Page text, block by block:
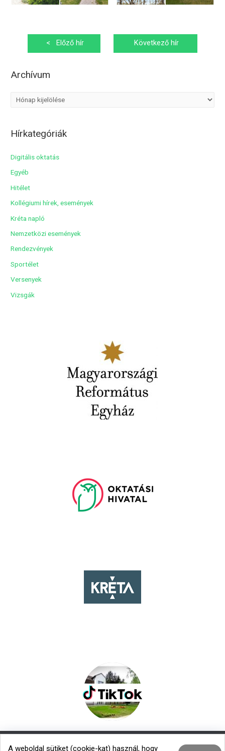
Bejegyzés
navigáció
< Előző hír
Következő hír
Archívum
h
m
Hírkategóriák
Digitális oktatás
Egyéb
Hitélet
Kollégiumi hírek, események
Kréta napló
Nemzetközi események
Rendezvények
Sportélet
Versenyek
Vizsgák
A weboldal sütiket (cookie-kat) használ, hogy